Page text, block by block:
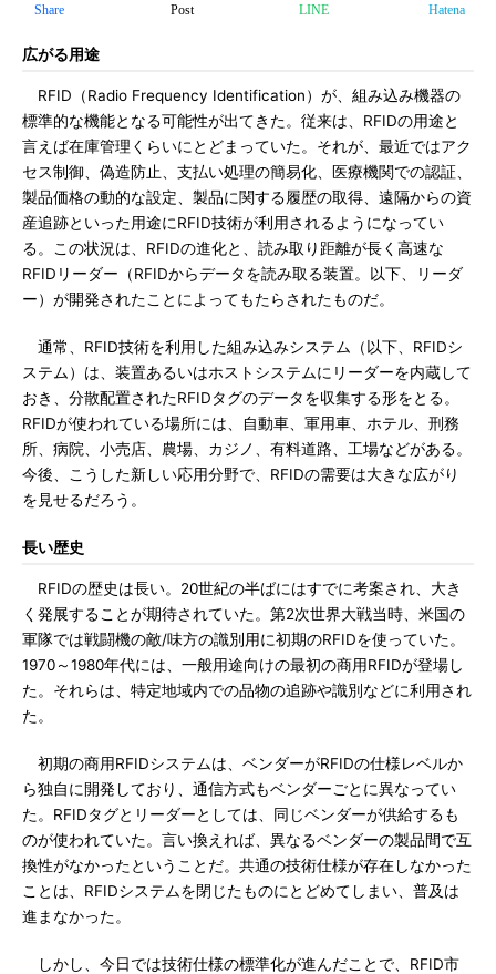
Share Post LINE Hatena
広がる用途
RFID（Radio Frequency Identification）が、組み込み機器の
標準的な機能となる可能性が出てきた。従来は、RFIDの用途と
言えば在庫管理くらいにとどまっていた。それが、最近ではアク
セス制御、偽造防止、支払い処理の簡易化、医療機関での認証、
製品価格の動的な設定、製品に関する履歴の取得、遠隔からの資
産追跡といった用途にRFID技術が利用されるようになってい
る。この状況は、RFIDの進化と、読み取り距離が長く高速な
RFIDリーダー（RFIDからデータを読み取る装置。以下、リーダ
ー）が開発されたことによってもたらされたものだ。
通常、RFID技術を利用した組み込みシステム（以下、RFIDシ
ステム）は、装置あるいはホストシステムにリーダーを内蔵して
おき、分散配置されたRFIDタグのデータを収集する形をとる。
RFIDが使われている場所には、自動車、軍用車、ホテル、刑務
所、病院、小売店、農場、カジノ、有料道路、工場などがある。
今後、こうした新しい応用分野で、RFIDの需要は大きな広がり
を見せるだろう。
長い歴史
RFIDの歴史は長い。20世紀の半ばにはすでに考案され、大き
く発展することが期待されていた。第2次世界大戦当時、米国の
軍隊では戦闘機の敵/味方の識別用に初期のRFIDを使っていた。
1970～1980年代には、一般用途向けの最初の商用RFIDが登場し
た。それらは、特定地域内での品物の追跡や識別などに利用され
た。
初期の商用RFIDシステムは、ベンダーがRFIDの仕様レベルか
ら独自に開発しており、通信方式もベンダーごとに異なってい
た。RFIDタグとリーダーとしては、同じベンダーが供給するも
のが使われていた。言い換えれば、異なるベンダーの製品間で互
換性がなかったということだ。共通の技術仕様が存在しなかった
ことは、RFIDシステムを閉じたものにとどめてしまい、普及は
進まなかった。
しかし、今日では技術仕様の標準化が進んだことで、RFID市